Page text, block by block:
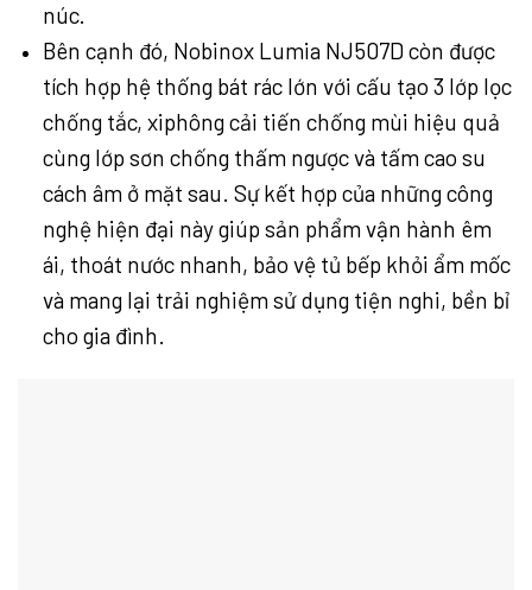
núc.
Bên cạnh đó, Nobinox Lumia NJ507D còn được
tích hợp hệ thống bát rác lớn với cấu tạo 3 lớp lọc
chống tắc, xiphông cải tiến chống mùi hiệu quả
cùng lớp sơn chống thấm ngược và tấm cao su
cách âm ở mặt sau. Sự kết hợp của những công
nghệ hiện đại này giúp sản phẩm vận hành êm
ái, thoát nước nhanh, bảo vệ tủ bếp khỏi ẩm mốc
và mang lại trải nghiệm sử dụng tiện nghi, bền bỉ
cho gia đình.